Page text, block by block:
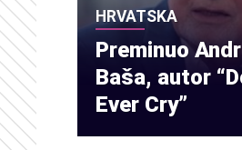
HRVATSKA
Preminuo
Baša, autor
Ever Cry”